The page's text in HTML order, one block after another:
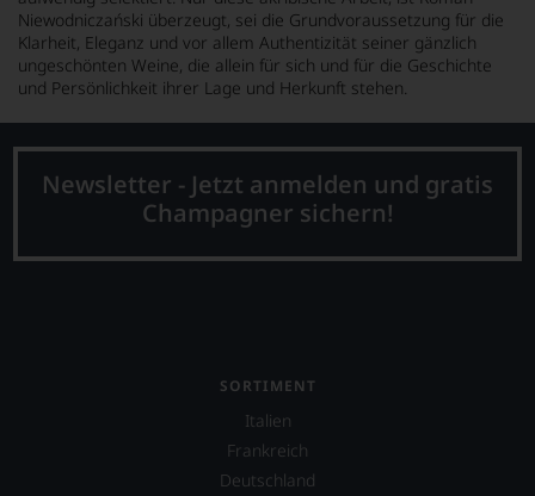
Niewodniczański überzeugt, sei die Grundvoraussetzung für die
Klarheit, Eleganz und vor allem Authentizität seiner gänzlich
ungeschönten Weine, die allein für sich und für die Geschichte
und Persönlichkeit ihrer Lage und Herkunft stehen.
Newsletter - Jetzt anmelden und gratis
Champagner sichern!
SORTIMENT
Italien
Frankreich
Deutschland